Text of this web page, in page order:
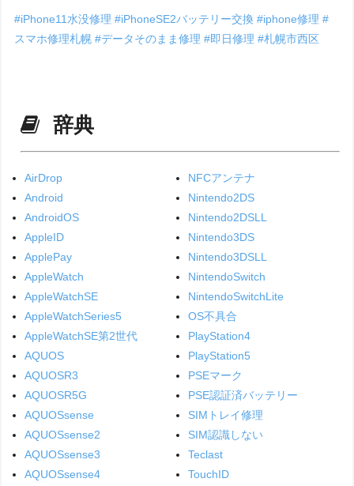
#iPhone11水没修理#iPhoneSE2バッテリー交換#iphone修理#
スマホ修理札幌#データそのまま修理#即日修理#札幌市西区
辞典
AirDrop
Android
AndroidOS
AppleID
ApplePay
AppleWatch
AppleWatchSE
AppleWatchSeries5
AppleWatchSE第2世代
AQUOS
AQUOSR3
AQUOSR5G
AQUOSsense
AQUOSsense2
AQUOSsense3
AQUOSsense4
NFCアンテナ
Nintendo2DS
Nintendo2DSLL
Nintendo3DS
Nintendo3DSLL
NintendoSwitch
NintendoSwitchLite
OS不具合
PlayStation4
PlayStation5
PSEマーク
PSE認証済バッテリー
SIMトレイ修理
SIM認識しない
Teclast
TouchID